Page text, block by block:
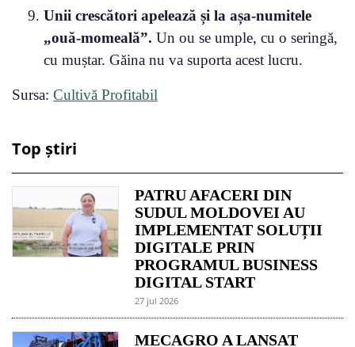
Unii crescători apelează și la așa-numitele
„ouă-momeală”. Un ou se umple, cu o seringă,
cu muștar. Găina nu va suporta acest lucru.
Sursa: Cultivă Profitabil
Top știri
PATRU AFACERI DIN
SUDUL MOLDOVEI AU
IMPLEMENTAT SOLUȚII
DIGITALE PRIN
PROGRAMUL BUSINESS
DIGITAL START
27 jul 2026
MECAGRO A LANSAT